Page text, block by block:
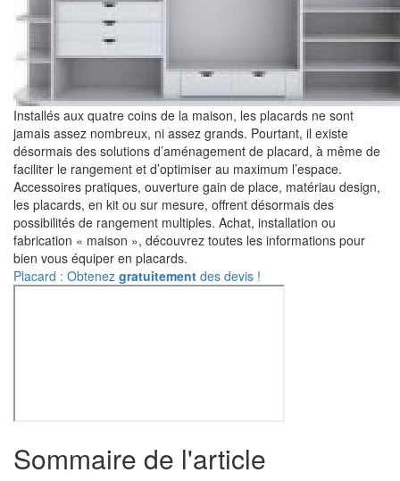
Installés aux quatre coins de la maison, les placards ne sont
jamais assez nombreux, ni assez grands. Pourtant, il existe
désormais des solutions d’aménagement de placard, à même de
faciliter le rangement et d’optimiser au maximum l’espace.
Accessoires pratiques, ouverture gain de place, matériau design,
les placards, en kit ou sur mesure, offrent désormais des
possibilités de rangement multiples. Achat, installation ou
fabrication « maison », découvrez toutes les informations pour
bien vous équiper en placards.
Placard : Obtenez gratuitement des devis !
Sommaire de l'article